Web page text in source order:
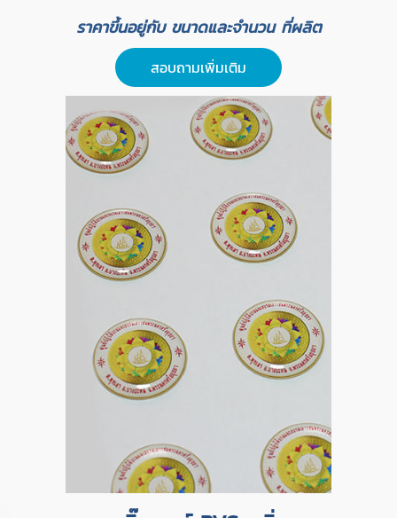
ราคาขึ้นอยู่กับ ขนาดและจำนวน ที่ผลิต
สอบถามเพิ่มเติม